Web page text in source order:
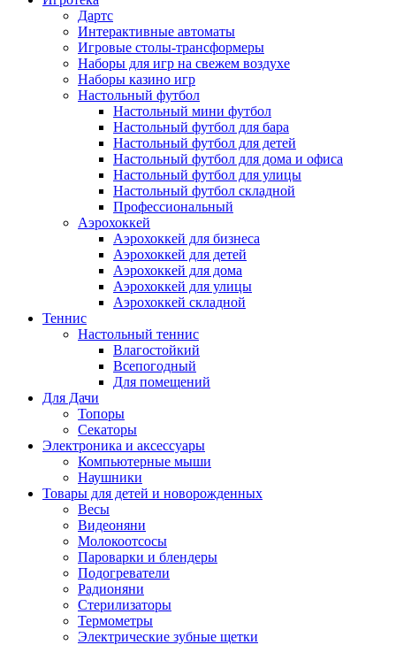
Дартс
Интерактивные автоматы
Игровые столы-трансформеры
Наборы для игр на свежем воздухе
Наборы казино игр
Настольный футбол
Настольный мини футбол
Настольный футбол для бара
Настольный футбол для детей
Настольный футбол для дома и офиса
Настольный футбол для улицы
Настольный футбол складной
Профессиональный
Аэрохоккей
Аэрохоккей для бизнеса
Аэрохоккей для детей
Аэрохоккей для дома
Аэрохоккей для улицы
Аэрохоккей складной
Теннис
Настольный теннис
Влагостойкий
Всепогодный
Для помещений
Для Дачи
Топоры
Секаторы
Электроника и аксессуары
Компьютерные мыши
Наушники
Товары для детей и новорожденных
Весы
Видеоняни
Молокоотсосы
Пароварки и блендеры
Подогреватели
Радионяни
Стерилизаторы
Термометры
Электрические зубные щетки